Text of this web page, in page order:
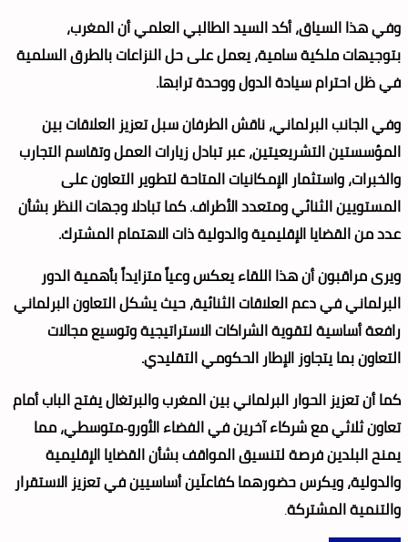
وفي هذا السياق، أكد السيد الطالبي العلمي أن المغرب،
بتوجيهات ملكية سامية، يعمل على حل النزاعات بالطرق السلمية
في ظل احترام سيادة الدول ووحدة ترابها.
وفي الجانب البرلماني، ناقش الطرفان سبل تعزيز العلاقات بين
المؤسستين التشريعيتين، عبر تبادل زيارات العمل وتقاسم التجارب
والخبرات، واستثمار الإمكانيات المتاحة لتطوير التعاون على
المستويين الثنائي ومتعدد الأطراف. كما تبادلا وجهات النظر بشأن
عدد من القضايا الإقليمية والدولية ذات الاهتمام المشترك.
ويرى مراقبون أن هذا اللقاء يعكس وعياً متزايداً بأهمية الدور
البرلماني في دعم العلاقات الثنائية، حيث يشكل التعاون البرلماني
رافعة أساسية لتقوية الشراكات الاستراتيجية وتوسيع مجالات
التعاون بما يتجاوز الإطار الحكومي التقليدي.
كما أن تعزيز الحوار البرلماني بين المغرب والبرتغال يفتح الباب أمام
تعاون ثلاثي مع شركاء آخرين في الفضاء الأورو‑متوسطي، مما
يمنح البلدين فرصة لتنسيق المواقف بشأن القضايا الإقليمية
والدولية، ويكرس حضورهما كفاعلَين أساسيين في تعزيز الاستقرار
والتنمية المشتركة.